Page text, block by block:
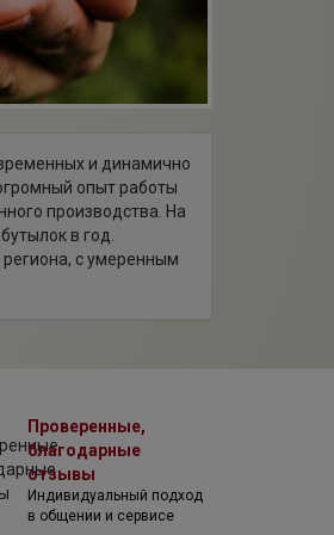
и динамично
опыт работы
производства. На
в год.
с умеренным
теплом
что
коллекции тихих
что-то своё в
Проверенные,
благодарные
отзывы
Индивидуальный подход
в общении и сервисе